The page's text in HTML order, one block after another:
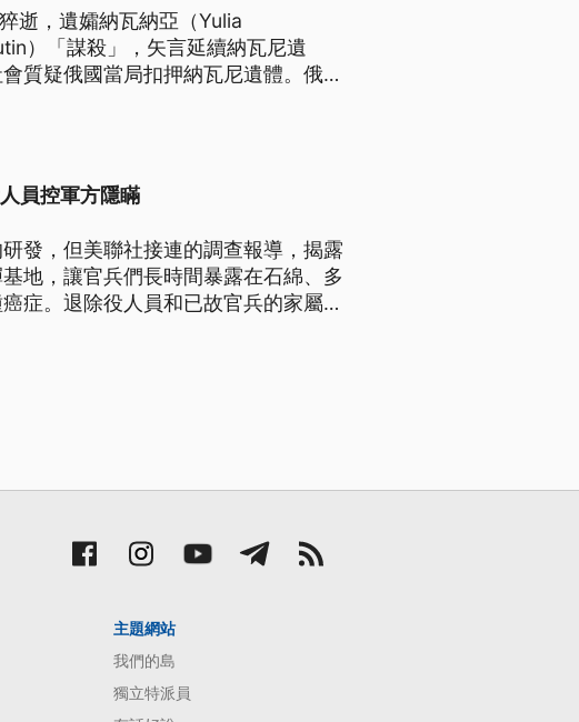
逝，遺孀納瓦納亞（Yulia
）「謀殺」，矢言延續納瓦尼遺
質疑俄國當局扣押納瓦尼遺體。俄方
瓦尼，但未譴責蒲亭。
員控軍方隱瞞
發，但美聯社接連的調查報導，揭露
地，讓官兵們長時間暴露在石綿、多
症。退除役人員和已故官兵的家屬，
主題網站
我們的島
獨立特派員